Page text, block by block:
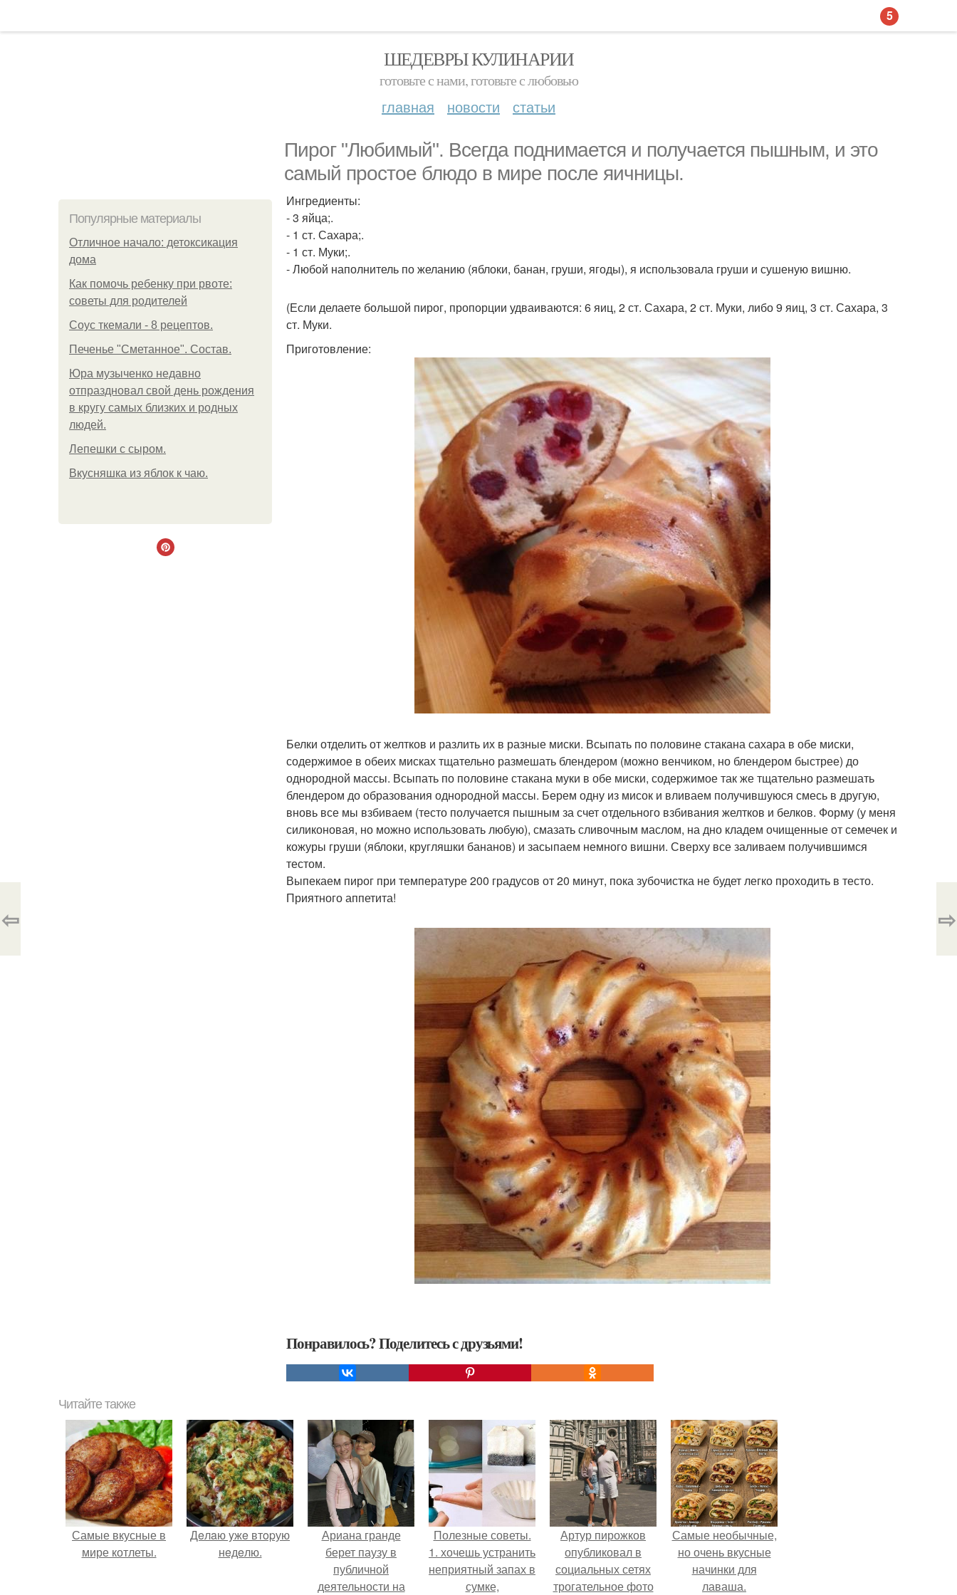
ШЕДЕВРЫ КУЛИНАРИИ
готовьте с нами, готовьте с любовью
главная новости статьи
Пирог "Любимый". Всегда поднимается и получается пышным, и это
самый простое блюдо в мире после яичницы.
Популярные материалы
Отличное начало: детоксикация
дома
Как помочь ребенку при рвоте:
советы для родителей
Соус ткемали - 8 рецептов.
Печенье "Сметанное". Состав.
Юра музыченко недавно
отпраздновал свой день рождения
в кругу самых близких и родных
людей.
Лепешки с сыром.
Вкусняшка из яблок к чаю.
Ингредиенты:
- 3 яйца;.
- 1 ст. Сахара;.
- 1 ст. Муки;.
- Любой наполнитель по желанию (яблоки, банан, груши, ягоды), я использовала груши и сушеную вишню.
(Если делаете большой пирог, пропорции удваиваются: 6 яиц, 2 ст. Сахара, 2 ст. Муки, либо 9 яиц, 3 ст. Сахара, 3
ст. Муки.
Приготовление:
Белки отделить от желтков и разлить их в разные миски. Всыпать по половине стакана сахара в обе миски,
содержимое в обеих мисках тщательно размешать блендером (можно венчиком, но блендером быстрее) до
однородной массы. Всыпать по половине стакана муки в обе миски, содержимое так же тщательно размешать
блендером до образования однородной массы. Берем одну из мисок и вливаем получившуюся смесь в другую,
вновь все мы взбиваем (тесто получается пышным за счет отдельного взбивания желтков и белков. Форму (у меня
силиконовая, но можно использовать любую), смазать сливочным маслом, на дно кладем очищенные от семечек и
кожуры груши (яблоки, кругляшки бананов) и засыпаем немного вишни. Сверху все заливаем получившимся
тестом.
Выпекаем пирог при температуре 200 градусов от 20 минут, пока зубочистка не будет легко проходить в тесто.
Приятного аппетита!
Понравилось? Поделитесь с друзьями!
⇦ ⇨
Читайте также
Самые вкусные в
мире котлеты.
Дeлaю yжe втopую
нeдeлю.
Ариана гранде
берет паузу в
публичной
деятельности на
Полезные советы.
1. хочешь устранить
неприятный запах в
сумке,
Артур пирожков
опубликовал в
социальных сетях
трогательное фото
Самые необычные,
но очень вкусные
начинки для
лаваша.
5